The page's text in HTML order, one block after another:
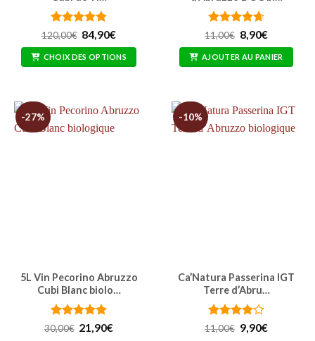
Note 4.85
sur 5
120,00€ Le
prix
initial
était :
84,90€Le
actuel
est :
CHOIX DES OPTIONS
Note 4.67
sur 5
11,00€ Le
prix
initial
était :
8,90€Le
actuel
est :
AJOUTER AU PANIER
-27%
5L Vin Pecorino Abruzzo
Cubi Blanc biolo…
Note 4.91
30,00€ Le
21,90€Le
-10%
Ca’Natura Passerina IGT
Terre d’Abru…
Note 4.17
11,00€ Le
9,90€Le